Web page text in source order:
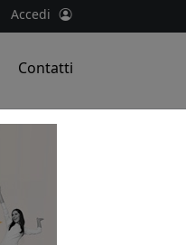
Accedi
Contatti